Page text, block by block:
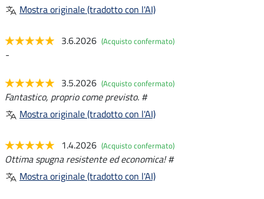
Mostra originale (tradotto con l'AI)
3.6.2026 (Acquisto confermato)
-
3.5.2026 (Acquisto confermato)
Fantastico, proprio come previsto. #
Mostra originale (tradotto con l'AI)
1.4.2026 (Acquisto confermato)
Ottima spugna resistente ed economica! #
Mostra originale (tradotto con l'AI)